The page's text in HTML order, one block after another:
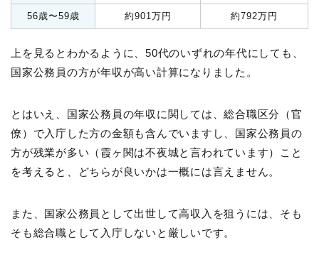
56歳〜59歳 約901万円 約792万円
上を見るとわかるように、50代のいずれの年代にしても、
国家公務員の方が年収が高い計算になりました。
とはいえ、国家公務員の年収に関しては、総合職区分（官
僚）で入庁した方の金額も含んでいますし、国家公務員の
方が残業が多い（霞ヶ関は不夜城と言われています）こと
を考えると、どちらが良いかは一概には言えません。
また、国家公務員として出世して高収入を狙うには、そも
そも総合職として入庁しないと厳しいです。